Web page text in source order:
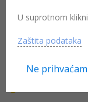
1. susret
Budicki“
U suprotnom
Zaštita podataka
Ne prihvaćam